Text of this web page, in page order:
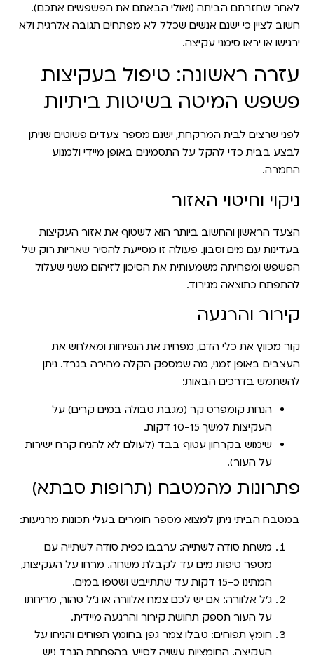
לאחר שחזרתם הביתה (ואולי הבאתם את הפשפשים אתכם).
חשוב לציין כי ישנם אנשים שכלל לא מפתחים תגובה אלרגית ולא
ירגישו או יראו סימני עקיצה.
עזרה ראשונה: טיפול בעקיצות
פשפש המיטה בשיטות ביתיות
לפני שרצים לבית המרקחת, ישנם מספר צעדים פשוטים שניתן
לבצע בבית כדי להקל על התסמינים באופן מיידי ולמנוע
החמרה.
ניקוי וחיטוי האזור
הצעד הראשון והחשוב ביותר הוא לשטוף את אזור העקיצות
בעדינות עם מים וסבון. פעולה זו מסייעת להסיר שאריות רוק של
הפשפש ומפחיתה משמעותית את הסיכון לזיהום משני שעלול
להתפתח כתוצאה מגירוד.
קירור והרגעה
קור מכווץ את כלי הדם, מפחית את הנפיחות ומאלחש את
העצבים באופן זמני, מה שמספק הקלה מהירה בגרד. ניתן
להשתמש בדרכים הבאות:
הנחת קומפרס קר (מגבת טבולה במים קרים) על
העקיצות למשך 10-15 דקות.
שימוש בקרחון עטוף בבד (לעולם לא להניח קרח ישירות
על העור).
פתרונות מהמטבח (תרופות סבתא)
במטבח הביתי ניתן למצוא מספר חומרים בעלי תכונות מרגיעות:
משחת סודה לשתייה: ערבבו כפית סודה לשתייה עם
מספר טיפות מים עד לקבלת משחה. מרחו על העקיצות,
המתינו כ-15 דקות עד שתתייבש ושטפו במים.
ג'ל אלוורה: אם יש לכם צמח אלוורה או ג'ל טהור, מריחתו
על העור תספק תחושת קירור והרגעה מיידית.
חומץ תפוחים: טבלו צמר גפן בחומץ תפוחים והניחו על
העקיצה. החומציות עשויה לסייע בהפחתת הגרד (יש